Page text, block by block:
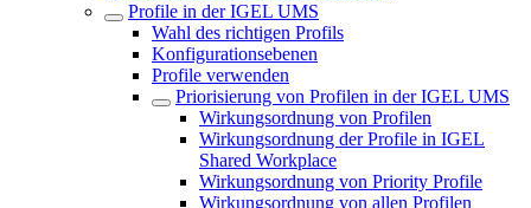
Profile in der IGEL UMS
Wahl des richtigen Profils
Konfigurationsebenen
Profile verwenden
Priorisierung von Profilen in der IGEL UMS
Wirkungsordnung von Profilen
Wirkungsordnung der Profile in IGEL
Shared Workplace
Wirkungsordnung von Priority Profile
Wirkungsordnung von allen Profilen